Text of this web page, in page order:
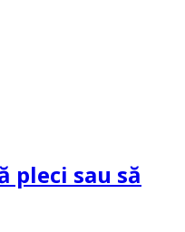
pleci sau să